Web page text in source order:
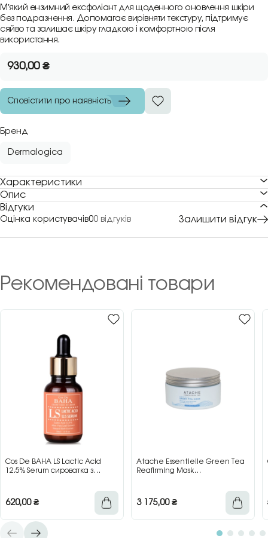
Мʼякий ензимний ексфоліант для щоденного оновлення шкіри
без подразнення. Допомагає вирівняти текстуру, підтримує
сяйво та залишає шкіру гладкою і комфортною після
використання.
930,00₴
Сповістити про наявність
Бренд
Dermalogica
Характеристики
Опис
Відгуки
Оцінка користувачів00 відгуків Залишити відгук
Рекомендовані товари
Cos De BAHA LS Lactic Acid
12.5% Serum сироватка з
620,00₴
Atache Essentielle Green Tea
Reafirming Mask
3 175,00₴